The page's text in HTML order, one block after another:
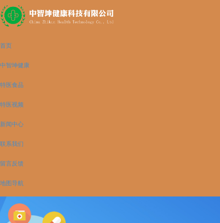
首页
中智坤健康
特医食品
特医视频
新闻中心
联系我们
留言反馈
地图导航